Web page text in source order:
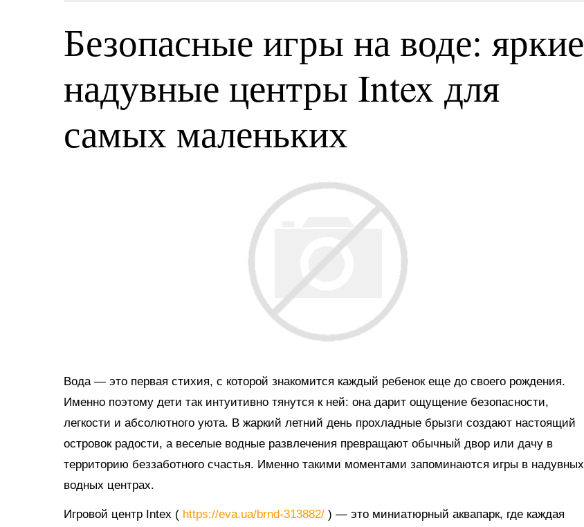
Безопасные игры на воде: яркие
надувные центры Intex для
самых маленьких
Вода — это первая стихия, с которой знакомится каждый ребенок еще до своего рождения.
Именно поэтому дети так интуитивно тянутся к ней: она дарит ощущение безопасности,
легкости и абсолютного уюта. В жаркий летний день прохладные брызги создают настоящий
островок радости, а веселые водные развлечения превращают обычный двор или дачу в
территорию беззаботного счастья. Именно такими моментами запоминаются игры в надувных
водных центрах.
Игровой центр Intex ( https://eva.ua/brnd-313882/ ) — это миниатюрный аквапарк, где каждая